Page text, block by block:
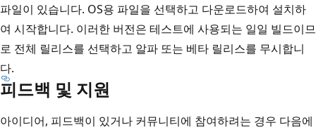
파일이 있습니다. OS용 파일을 선택하고 다운로드하여 설치하
여 시작합니다. 이러한 버전은 테스트에 사용되는 일일 빌드이므
로 전체 릴리스를 선택하고 알파 또는 베타 릴리스를 무시합니
다.
피드백 및 지원
아이디어, 피드백이 있거나 커뮤니티에 참여하려는 경우 다음에